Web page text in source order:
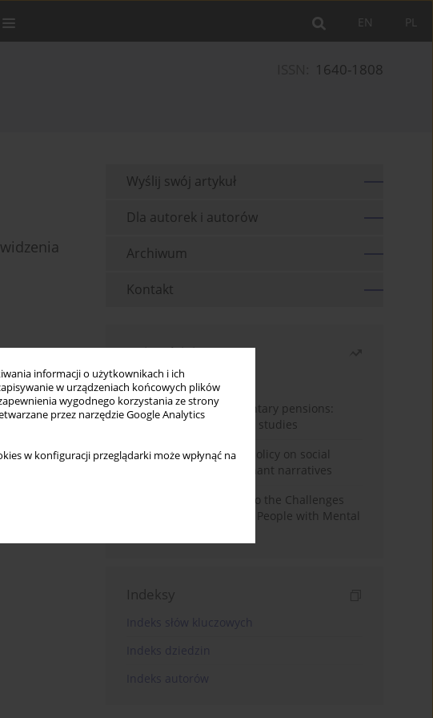
informacji o użytkownikach i ich
w urządzeniach końcowych plików
wygodnego korzystania ze strony
przez narzędzie Google Analytics
w konfiguracji przeglądarki może wpłynąć na
PL
EN
1640-1808
Wyślij swój artykuł
Dla autorek i autorów
Archiwum
Kontakt
Najczęściej czytane
Miesiąc
Rok
Auto-enrolment in voluntary pensions:
Comparative OECD case studies
Delegitimizing climate policy on social
media platforms: Dominant narratives
Bibliometric Insights into the Challenges
and Needs of Homeless People with Mental
Indeksy
Indeks słów kluczowych
Indeks dziedzin
Indeks autorów